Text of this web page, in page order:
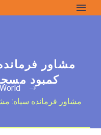
مشاور
کمبود
مشاور فرمانده سپاه: